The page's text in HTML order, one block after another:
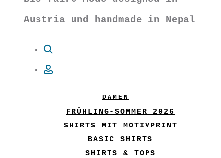
Austria und handmade in Nepal
DAMEN
FRÜHLING-SOMMER 2026
SHIRTS MIT MOTIVPRINT
BASIC SHIRTS
SHIRTS & TOPS